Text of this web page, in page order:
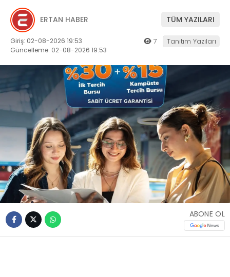
ERTAN HABER TÜM YAZILARI
Giriş: 02-08-2026 19:53
Güncelleme: 02-08-2026 19:53
7 Tanıtım Yazıları
ABONE OL